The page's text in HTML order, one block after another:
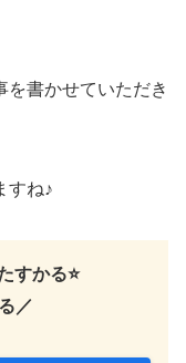
を書かせていただき
すね♪
すかる⭐️
／